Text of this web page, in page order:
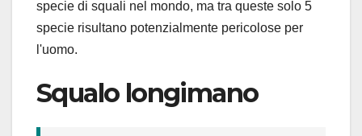
Squalo longimano